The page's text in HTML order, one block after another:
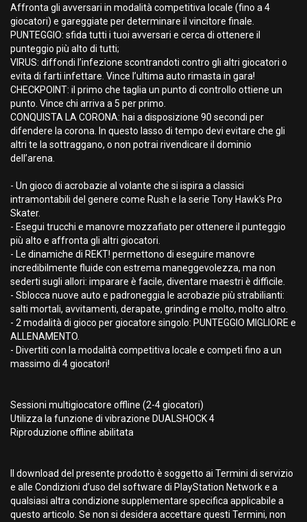
Affronta gli avversari in modalità competitiva locale (fino a 4
giocatori) e gareggiate per determinare il vincitore finale.
PUNTEGGIO: sfida tutti i tuoi avversari e cerca di ottenere il
punteggio più alto di tutti;
VIRUS: diffondi l’infezione scontrandoti contro gli altri giocatori o
evita di farti infettare. Vince l’ultima auto rimasta in gara!
CHECKPOINT: il primo che taglia un punto di controllo ottiene un
punto. Vince chi arriva a 5 per primo.
CONQUISTA LA CORONA: hai a disposizione 90 secondi per
difendere la corona. In questo lasso di tempo devi evitare che gli
altri te la sottraggano, o non potrai rivendicare il dominio
dell’arena.
- Un gioco di acrobazie al volante che si ispira a classici
intramontabili del genere come Rush e la serie Tony Hawk’s Pro
Skater.
- Esegui trucchi e manovre mozzafiato per ottenere il punteggio
più alto e affronta gli altri giocatori.
- Le dinamiche di REKT! permettono di eseguire manovre
incredibilmente fluide con estrema maneggevolezza, ma non
sederti sugli allori: imparare è facile, diventare maestri è difficile.
- Sblocca nuove auto e padroneggia le acrobazie più strabilianti:
salti mortali, avvitamenti, derapate, grinding e molto, molto altro.
- 2 modalità di gioco per giocatore singolo: PUNTEGGIO MIGLIORE e
ALLENAMENTO.
- Divertiti con la modalità competitiva locale e competi fino a un
massimo di 4 giocatori!
Sessioni multigiocatore offline (2-4 giocatori)
Utilizza la funzione di vibrazione DUALSHOCK 4
Riproduzione offline abilitata
Il download del presente prodotto è soggetto ai Termini di servizio
e alle Condizioni d’uso del software di PlayStation Network e a
qualsiasi altra condizione supplementare specifica applicabile a
questo articolo. Se non si desidera accettare questi Termini, non